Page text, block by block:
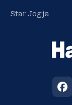
Star Jogja